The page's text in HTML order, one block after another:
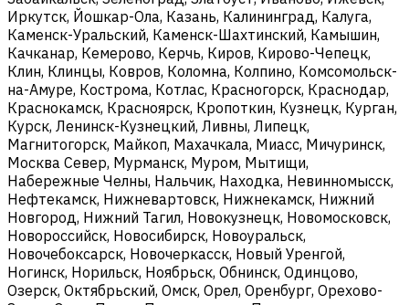
Иркутск, Йошкар-Ола, Казань, Калининград, Калуга,
Каменск-Уральский, Каменск-Шахтинский, Камышин,
Качканар, Кемерово, Керчь, Киров, Кирово-Чепецк,
Клин, Клинцы, Ковров, Коломна, Колпино, Комсомольск-
на-Амуре, Кострома, Котлас, Красногорск, Краснодар,
Краснокамск, Красноярск, Кропоткин, Кузнецк, Курган,
Курск, Ленинск-Кузнецкий, Ливны, Липецк,
Магнитогорск, Майкоп, Махачкала, Миасс, Мичуринск,
Москва Север, Мурманск, Муром, Мытищи,
Набережные Челны, Нальчик, Находка, Невинномысск,
Нефтекамск, Нижневартовск, Нижнекамск, Нижний
Новгород, Нижний Тагил, Новокузнецк, Новомосковск,
Новороссийск, Новосибирск, Новоуральск,
Новочебоксарск, Новочеркасск, Новый Уренгой,
Ногинск, Норильск, Ноябрьск, Обнинск, Одинцово,
Озерск, Октябрьский, Омск, Орел, Оренбург, Орехово-